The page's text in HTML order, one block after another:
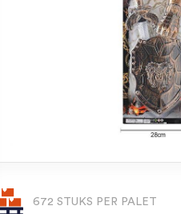
672 STUKS PER PALET